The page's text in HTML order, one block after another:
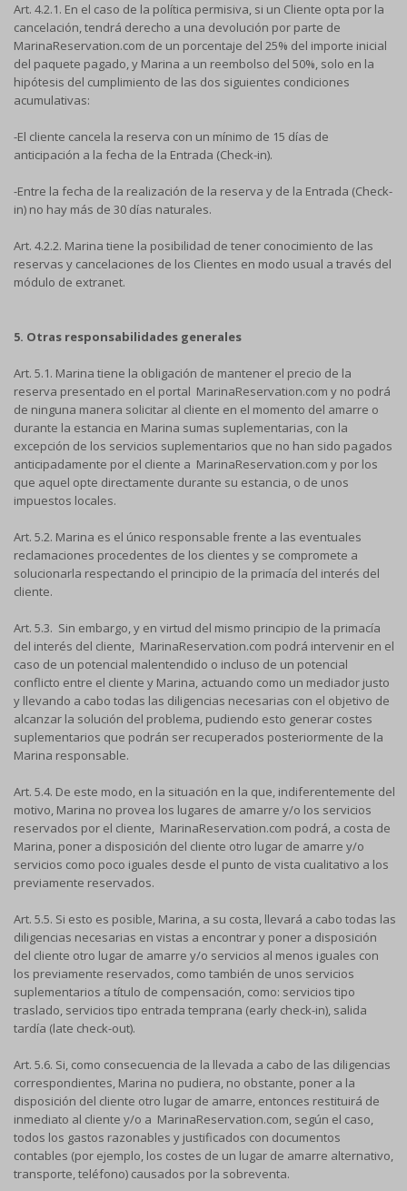
Art. 4.2.1. En el caso de la política permisiva, si un Cliente opta por la
cancelación, tendrá derecho a una devolución por parte de
MarinaReservation.com de un porcentaje del 25% del importe inicial
del paquete pagado, y Marina a un reembolso del 50%, solo en la
hipótesis del cumplimiento de las dos siguientes condiciones
acumulativas:
-El cliente cancela la reserva con un mínimo de 15 días de
anticipación a la fecha de la Entrada (Check-in).
-Entre la fecha de la realización de la reserva y de la Entrada (Check-
in) no hay más de 30 días naturales.
Art. 4.2.2. Marina tiene la posibilidad de tener conocimiento de las
reservas y cancelaciones de los Clientes en modo usual a través del
módulo de extranet.
5. Otras responsabilidades generales
Art. 5.1. Marina tiene la obligación de mantener el precio de la
reserva presentado en el portal MarinaReservation.com y no podrá
de ninguna manera solicitar al cliente en el momento del amarre o
durante la estancia en Marina sumas suplementarias, con la
excepción de los servicios suplementarios que no han sido pagados
anticipadamente por el cliente a MarinaReservation.com y por los
que aquel opte directamente durante su estancia, o de unos
impuestos locales.
Art. 5.2. Marina es el único responsable frente a las eventuales
reclamaciones procedentes de los clientes y se compromete a
solucionarla respectando el principio de la primacía del interés del
cliente.
Art. 5.3. Sin embargo, y en virtud del mismo principio de la primacía
del interés del cliente, MarinaReservation.com podrá intervenir en el
caso de un potencial malentendido o incluso de un potencial
conflicto entre el cliente y Marina, actuando como un mediador justo
y llevando a cabo todas las diligencias necesarias con el objetivo de
alcanzar la solución del problema, pudiendo esto generar costes
suplementarios que podrán ser recuperados posteriormente de la
Marina responsable.
Art. 5.4. De este modo, en la situación en la que, indiferentemente del
motivo, Marina no provea los lugares de amarre y/o los servicios
reservados por el cliente, MarinaReservation.com podrá, a costa de
Marina, poner a disposición del cliente otro lugar de amarre y/o
servicios como poco iguales desde el punto de vista cualitativo a los
previamente reservados.
Art. 5.5. Si esto es posible, Marina, a su costa, llevará a cabo todas las
diligencias necesarias en vistas a encontrar y poner a disposición
del cliente otro lugar de amarre y/o servicios al menos iguales con
los previamente reservados, como también de unos servicios
suplementarios a título de compensación, como: servicios tipo
traslado, servicios tipo entrada temprana (early check-in), salida
tardía (late check-out).
Art. 5.6. Si, como consecuencia de la llevada a cabo de las diligencias
correspondientes, Marina no pudiera, no obstante, poner a la
disposición del cliente otro lugar de amarre, entonces restituirá de
inmediato al cliente y/o a MarinaReservation.com, según el caso,
todos los gastos razonables y justificados con documentos
contables (por ejemplo, los costes de un lugar de amarre alternativo,
transporte, teléfono) causados por la sobreventa.